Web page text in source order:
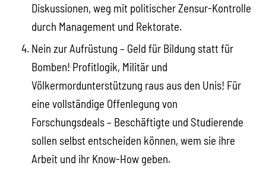
Diskussionen, weg mit politischer Zensur-Kontrolle
durch Management und Rektorate.
Nein zur Aufrüstung – Geld für Bildung statt für
Bomben! Profitlogik, Militär und
Völkermordunterstützung raus aus den Unis! Für
eine vollständige Offenlegung von
Forschungsdeals – Beschäftigte und Studierende
sollen selbst entscheiden können, wem sie ihre
Arbeit und ihr Know-How geben.